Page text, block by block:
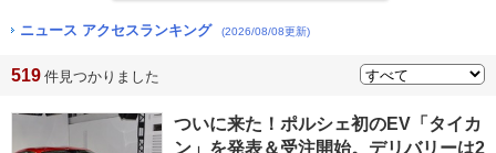
ニュース アクセスランキング (2026/08/08更新)
519 件見つかりました
ついに来た！ポルシェ初のEV「タイカ
ン」を発表＆受注開始。デリバリーは2